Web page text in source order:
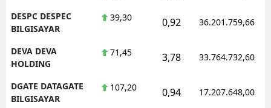
DESPC DESPEC
BILGISAYAR
39,30 0,92 36.201.759,66
DEVA DEVA
HOLDING
71,45 3,78 33.764.732,60
DGATE DATAGATE
BILGISAYAR
107,20 0,94 17.207.648,00